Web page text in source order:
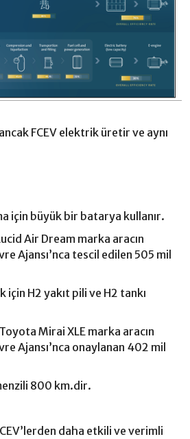
FCEV elektrik üretir ve aynı
için büyük bir batarya kullanır.
Air Dream marka aracın
Ajansı’nca tescil edilen 505 mil
için H2 yakıt pili ve H2 tankı
Mirai XLE marka aracın
Ajansı’nca onaylanan 402 mil
800 km.dir.
daha etkili ve verimli